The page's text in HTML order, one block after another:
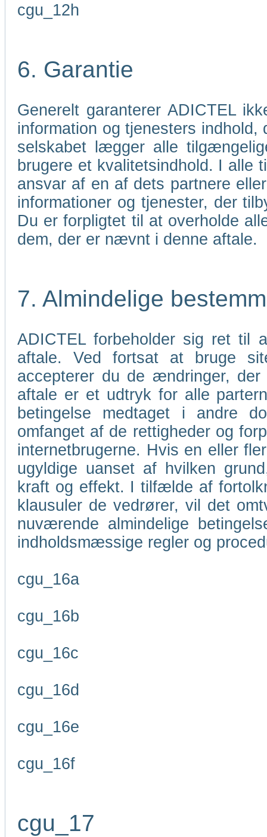
cgu_12h
6. Garantie
Generelt garanterer ADICTEL
information og tjenesters
selskabet lægger alle
brugere et kvalitetsindhold. I alle
ansvar af en af dets partnere
informationer og tjenester, der
Du er forpligtet til at overholde
dem, der er nævnt i denne aftale.
7. Almindelige
ADICTEL forbeholder sig ret til
aftale. Ved fortsat at bruge
accepterer du de ændringer,
aftale er et udtryk for alle
betingelse medtaget i andre
omfanget af de rettigheder og
internetbrugerne. Hvis en eller
ugyldige uanset af hvilken
kraft og effekt. I tilfælde af
klausuler de vedrører, vil det
nuværende almindelige
indholdsmæssige regler og
cgu_16a
cgu_16b
cgu_16c
cgu_16d
cgu_16e
cgu_16f
cgu_17